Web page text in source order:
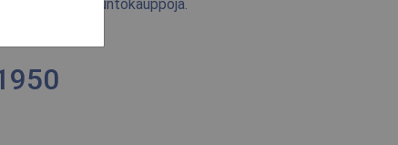
tehdessäsi asuntokauppoja.